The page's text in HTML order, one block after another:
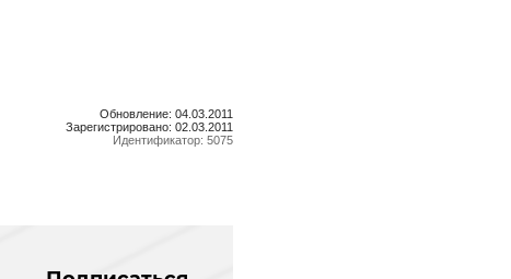
Обновление: 04.03.2011
Зарегистрировано: 02.03.2011
Идентификатор: 5075